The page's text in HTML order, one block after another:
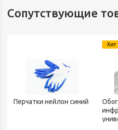
Сопутствующие
Перчатки нейлон синий
Хит